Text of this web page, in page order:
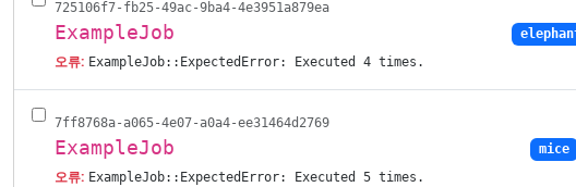
725106f7-fb25-49ac-9ba4-4e3951a879ea
ExampleJob
오류: ExampleJob::ExpectedError: Executed 4 times.
7ff8768a-a065-4e07-a0a4-ee31464d2769
ExampleJob
오류: ExampleJob::ExpectedError: Executed 5 times.
mice